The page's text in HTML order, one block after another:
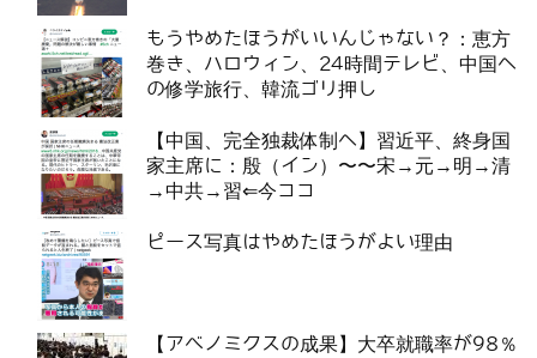
もうやめたほうがいいんじゃない？：恵方
巻き、ハロウィン、24時間テレビ、中国へ
の修学旅行、韓流ゴリ押し
【中国、完全独裁体制へ】習近平、終身国
家主席に：殷（イン）〜〜宋→元→明→清
→中共→習⇐今ココ
ピース写真はやめたほうがよい理由
【アベノミクスの成果】大卒就職率が98％